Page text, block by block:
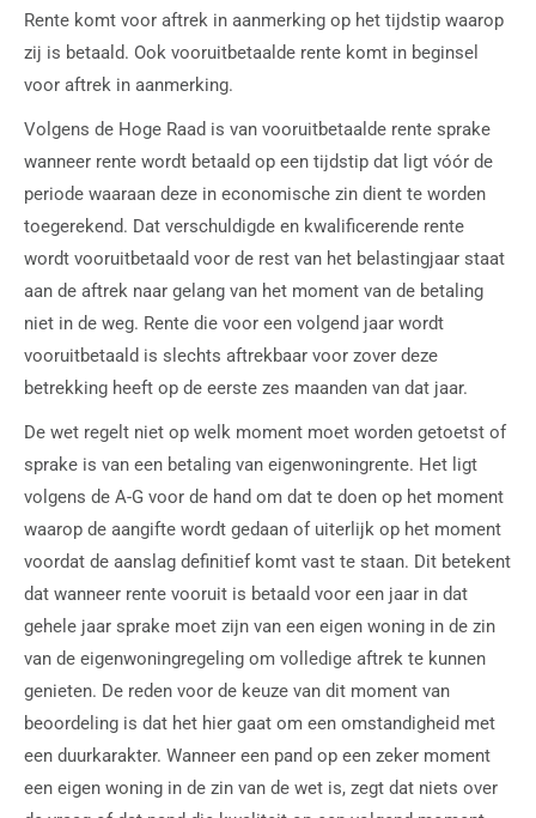
Rente komt voor aftrek in aanmerking op het tijdstip waarop
zij is betaald. Ook vooruitbetaalde rente komt in beginsel
voor aftrek in aanmerking.
Volgens de Hoge Raad is van vooruitbetaalde rente sprake
wanneer rente wordt betaald op een tijdstip dat ligt vóór de
periode waaraan deze in economische zin dient te worden
toegerekend. Dat verschuldigde en kwalificerende rente
wordt vooruitbetaald voor de rest van het belastingjaar staat
aan de aftrek naar gelang van het moment van de betaling
niet in de weg. Rente die voor een volgend jaar wordt
vooruitbetaald is slechts aftrekbaar voor zover deze
betrekking heeft op de eerste zes maanden van dat jaar.
De wet regelt niet op welk moment moet worden getoetst of
sprake is van een betaling van eigenwoningrente. Het ligt
volgens de A-G voor de hand om dat te doen op het moment
waarop de aangifte wordt gedaan of uiterlijk op het moment
voordat de aanslag definitief komt vast te staan. Dit betekent
dat wanneer rente vooruit is betaald voor een jaar in dat
gehele jaar sprake moet zijn van een eigen woning in de zin
van de eigenwoningregeling om volledige aftrek te kunnen
genieten. De reden voor de keuze van dit moment van
beoordeling is dat het hier gaat om een omstandigheid met
een duurkarakter. Wanneer een pand op een zeker moment
een eigen woning in de zin van de wet is, zegt dat niets over